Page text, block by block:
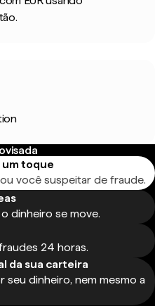
um toque
você suspeitar de fraude.
dinheiro se move.
24 horas.
da sua carteira
seu dinheiro, nem mesmo a